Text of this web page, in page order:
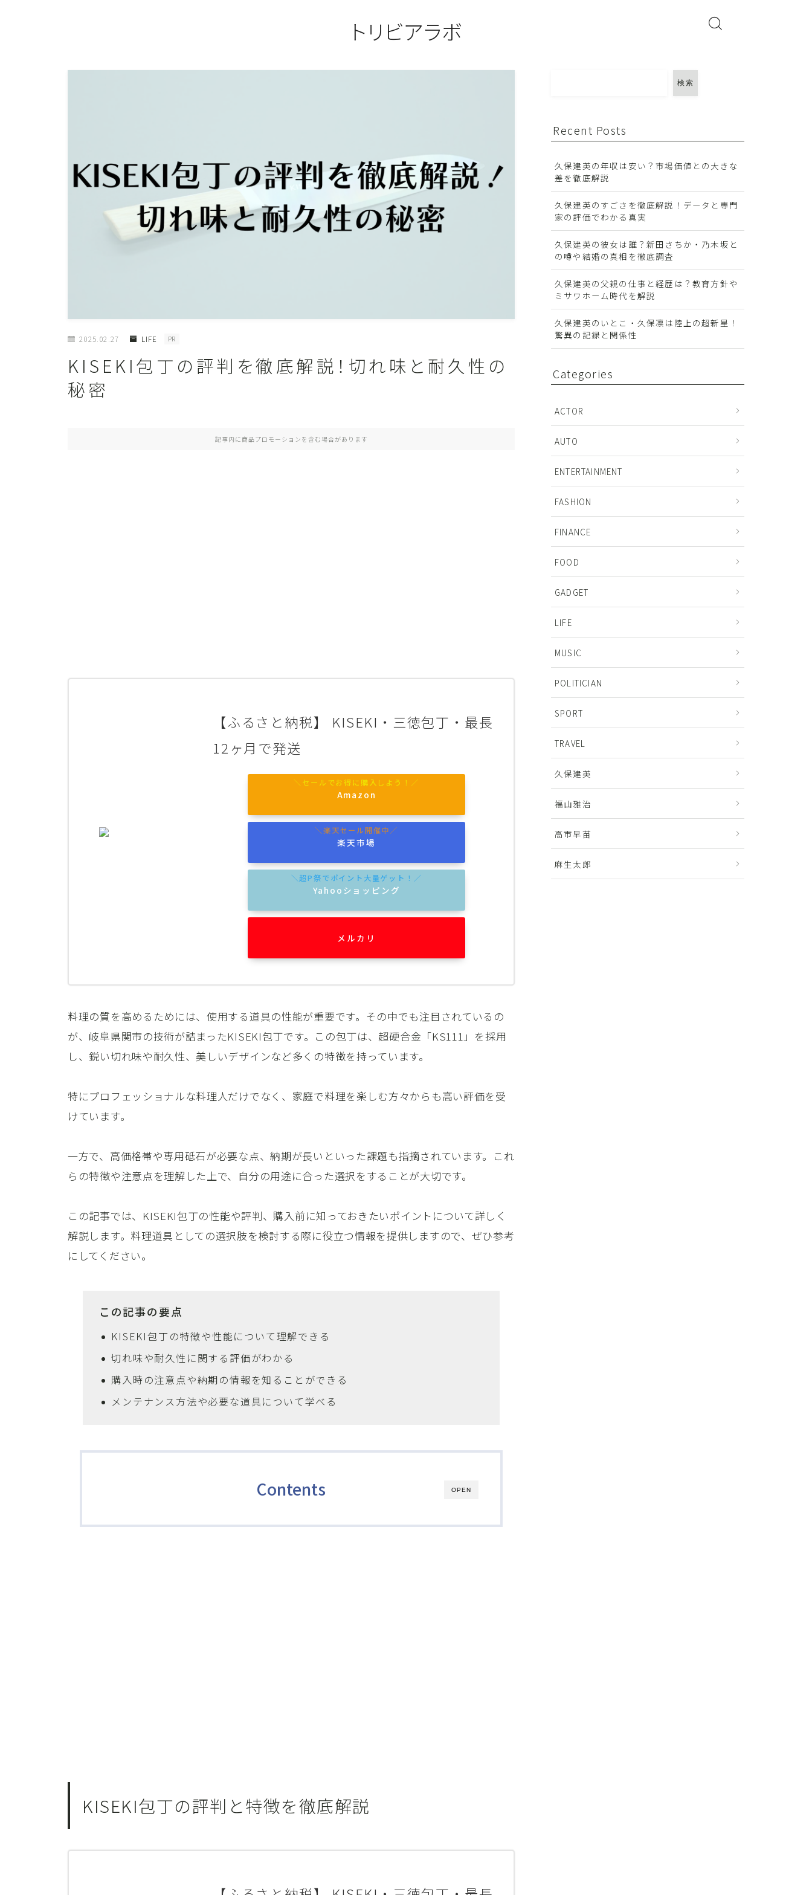
トリビアラボ
2025.02.27 LIFE PR
KISEKI包丁の評判を徹底解説！切れ味と耐久性の
秘密
記事内に商品プロモーションを含む場合があります
【ふるさと納税】 KISEKI・三徳包丁・最長
12ヶ月で発送
Amazon
楽天市場
Yahooショッピング
メルカリ
料理の質を高めるためには、使用する道具の性能が重要です。その中でも注目されているの
が、岐阜県関市の技術が詰まったKISEKI包丁です。この包丁は、超硬合金「KS111」を採用
し、鋭い切れ味や耐久性、美しいデザインなど多くの特徴を持っています。
特にプロフェッショナルな料理人だけでなく、家庭で料理を楽しむ方々からも高い評価を受
けています。
一方で、高価格帯や専用砥石が必要な点、納期が長いといった課題も指摘されています。これ
らの特徴や注意点を理解した上で、自分の用途に合った選択をすることが大切です。
この記事では、KISEKI包丁の性能や評判、購入前に知っておきたいポイントについて詳しく
解説します。料理道具としての選択肢を検討する際に役立つ情報を提供しますので、ぜひ参考
にしてください。
この記事の要点
KISEKI包丁の特徴や性能について理解できる
切れ味や耐久性に関する評価がわかる
購入時の注意点や納期の情報を知ることができる
メンテナンス方法や必要な道具について学べる
OPEN
Contents
KISEKI包丁の評判と特徴を徹底解説
検索
Recent Posts
久保建英の年収は安い？市場価値との大きな
差を徹底解説
久保建英のすごさを徹底解説！データと専門
家の評価でわかる真実
久保建英の彼女は誰？新田さちか・乃木坂と
の噂や結婚の真相を徹底調査
久保建英の父親の仕事と経歴は？教育方針や
ミサワホーム時代を解説
久保建英のいとこ・久保凛は陸上の超新星！
驚異の記録と関係性
Categories
ACTOR
AUTO
ENTERTAINMENT
FASHION
FINANCE
FOOD
GADGET
LIFE
MUSIC
POLITICIAN
SPORT
TRAVEL
久保建英
福山雅治
高市早苗
麻生太郎